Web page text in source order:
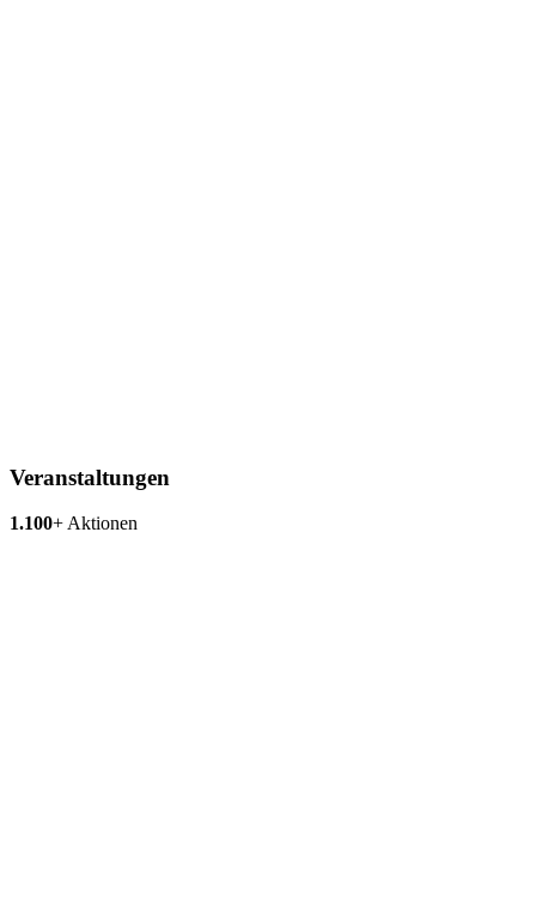
Veranstaltungen
1.100+ Aktionen